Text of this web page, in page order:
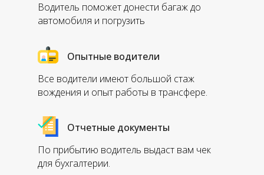
Водитель поможет донести багаж до
автомобиля и погрузить
Все водители имеют большой стаж
вождения и опыт работы в трансфере.
По прибытию водитель выдаст вам чек
для бухгалтерии.
Опытные водители
Отчетные документы